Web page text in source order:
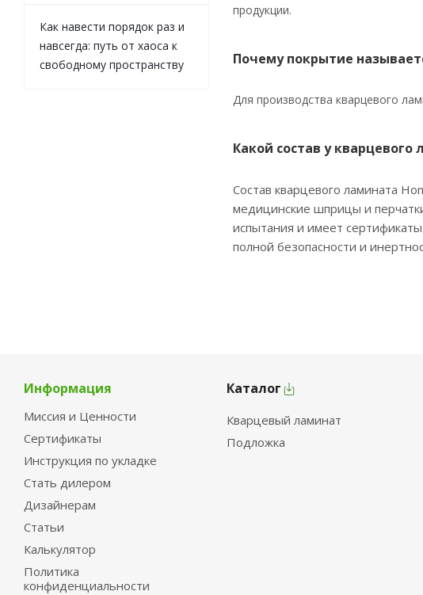
продукции.
Почему покрытие
Для производства кварцевого
Какой состав у кварцевого
Состав кварцевого ламината
медицинские шприцы и
испытания и имеет
полной безопасности и
Как навести порядок раз и
навсегда: путь от хаоса к
свободному пространству
Информация
Миссия и Ценности
Сертификаты
Инструкция по укладке
Стать дилером
Дизайнерам
Статьи
Калькулятор
Политика
конфиденциальности
Каталог
Кварцевый ламинат
Подложка